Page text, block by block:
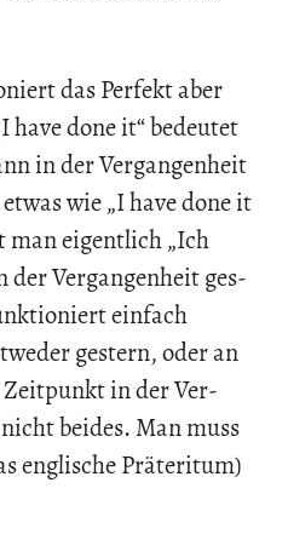
das Per­fekt aber
have done it“ be­deu­tet
in der Ver­gan­gen­heit
wie „I have done it
man ei­gent­lich „Ich
der Ver­gan­gen­heit ges­
ein­fach
ges­tern, oder an
in der Ver­
bei­des. Man muss
eng­li­sche Prä­te­ri­tum)